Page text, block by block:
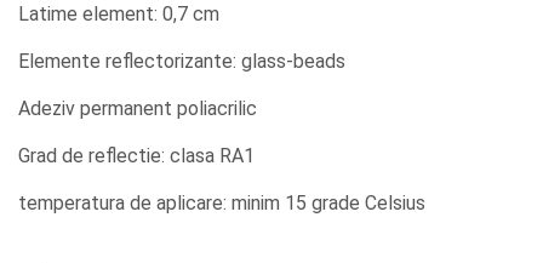
Latime element: 0,7 cm
Elemente reflectorizante: glass-beads
Adeziv permanent poliacrilic
Grad de reflectie: clasa RA1
temperatura de aplicare: minim 15 grade Celsius